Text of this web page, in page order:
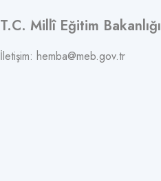
T.C. Millî Eğitim Bakanlığı
İletişim: hemba@meb.gov.tr